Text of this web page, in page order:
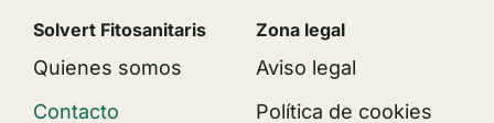
Solvert Fitosanitaris
Quienes somos
Contacto
Zona legal
Aviso legal
Política de cookies